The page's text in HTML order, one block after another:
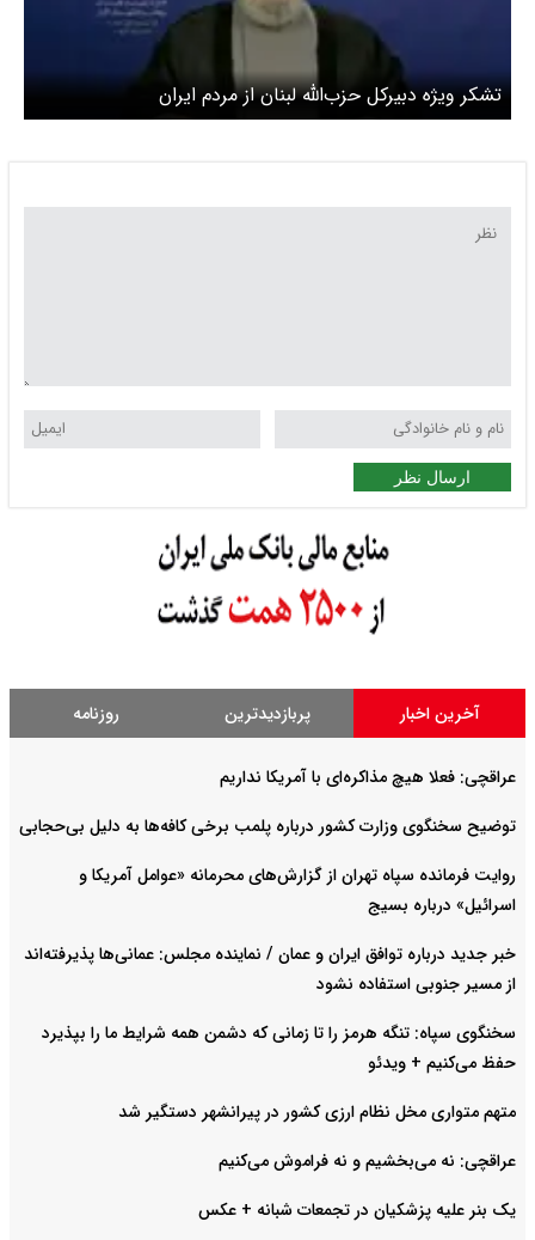
تشکر ویژه دبیرکل حزب‌الله لبنان از مردم ایران
ارسال نظر
آخرین اخبار پربازدیدترین روزنامه
عراقچی: فعلا هیچ مذاکره‌ای با آمریکا نداریم
توضیح سخنگوی وزارت کشور درباره پلمب برخی کافه‌ها به دلیل بی‌حجابی
روایت فرمانده سپاه تهران از گزارش‌های محرمانه «عوامل آمریکا و
اسرائیل» درباره بسیج
خبر جدید درباره توافق ایران و عمان / نماینده مجلس: عمانی‌ها پذیرفته‌اند
از مسیر جنوبی استفاده نشود
سخنگوی سپاه: تنگه هرمز را تا زمانی که دشمن همه شرایط ما را بپذیرد
حفظ می‌کنیم + ویدئو
متهم متواری مخل نظام ارزی کشور در پیرانشهر دستگیر شد
عراقچی: نه می‌بخشیم و نه فراموش می‌کنیم
یک بنر علیه پزشکیان در تجمعات شبانه +‌ عکس